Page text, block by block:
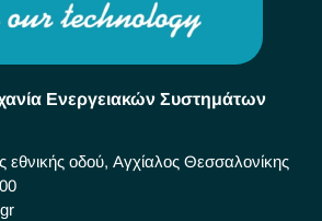
Ενεργειακών Συστημάτων
εθνικής οδού, Αγχίαλος Θεσσαλονίκης